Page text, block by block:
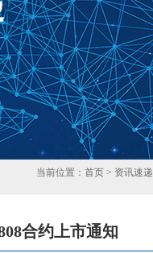
当前位置： 首页 > 资讯速递
合约上市通知